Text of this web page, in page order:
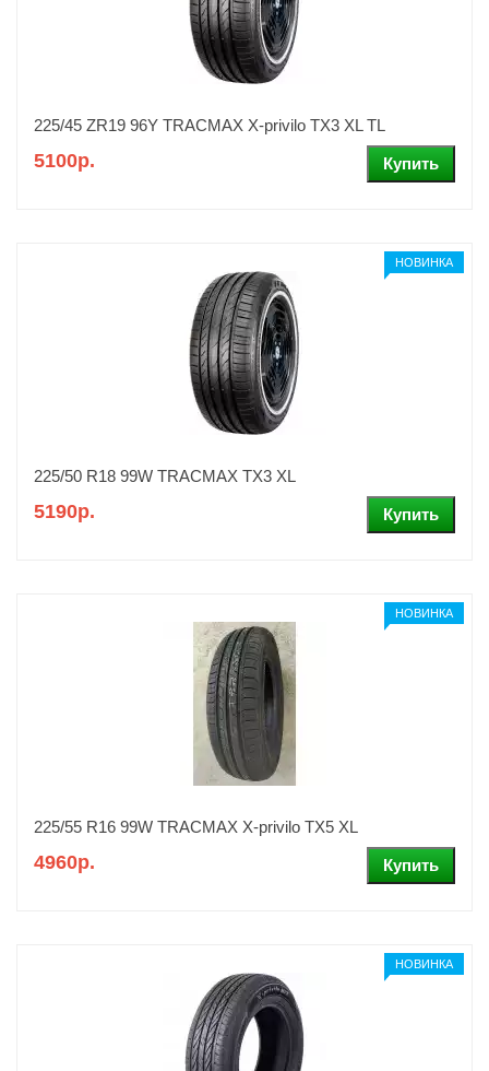
225/45 ZR19 96Y TRACMAX X-privilo TX3 XL TL
5100р.
НОВИНКА
225/50 R18 99W TRACMAX TX3 XL
5190р.
НОВИНКА
225/55 R16 99W TRACMAX X-privilo TX5 XL
4960р.
НОВИНКА